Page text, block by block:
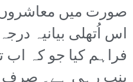
صورت میں
اس اُتھلی بیانیہ
فراہم کیا جو کہ اب